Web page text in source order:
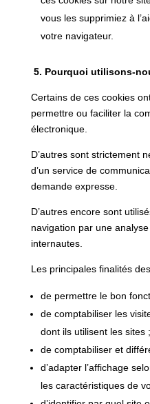
vous les supprimiez à
votre navigateur.
5. Pourquoi utilisons-
Certains de ces cookies
permettre ou faciliter la
électronique.
D’autres sont strictement
d’un service de
demande expresse.
D’autres encore sont
navigation par une
internautes.
Les principales finalités
de permettre le bon
de comptabiliser les
dont ils utilisent les sites ;
de comptabiliser et
d’adapter l’affichage
les caractéristiques de